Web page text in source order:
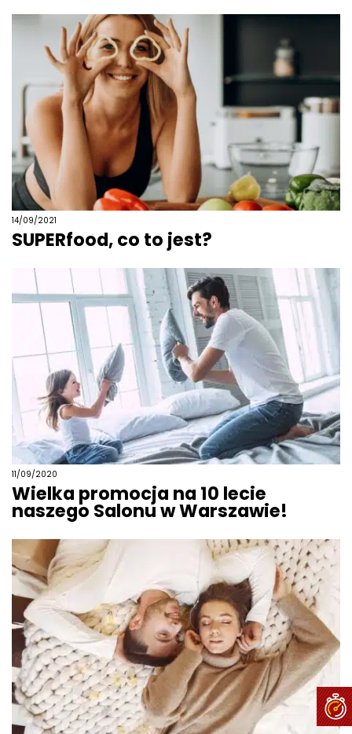
14/09/2021
SUPERfood, co to jest?
11/09/2020
Wielka promocja na 10 lecie
naszego Salonu w Warszawie!